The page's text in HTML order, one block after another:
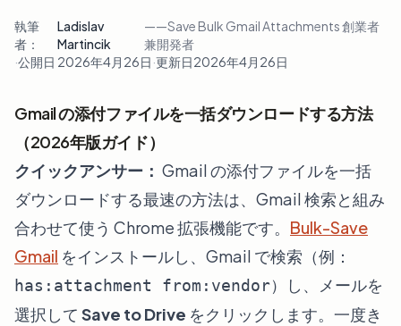
執筆
者：
Ladislav
Martincik
——Save Bulk Gmail Attachments 創業者
兼開発者
·公開日 2026年4月26日 ·更新日2026年4月26日
Gmail の添付ファイルを一括ダウンロードする方法
（2026年版ガイド）
クイックアンサー： Gmail の添付ファイルを一括
ダウンロードする最速の方法は、Gmail 検索と組み
合わせて使う Chrome 拡張機能です。 Bulk-Save
Gmail をインストールし、Gmail で検索（例：
has:attachment from:vendor）し、メールを
選択して Save to Drive をクリックします。一度き